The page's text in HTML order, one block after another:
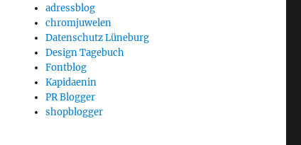
adressblog
chromjuwelen
Datenschutz Lüneburg
Design Tagebuch
Fontblog
Kapidaenin
PR Blogger
shopblogger